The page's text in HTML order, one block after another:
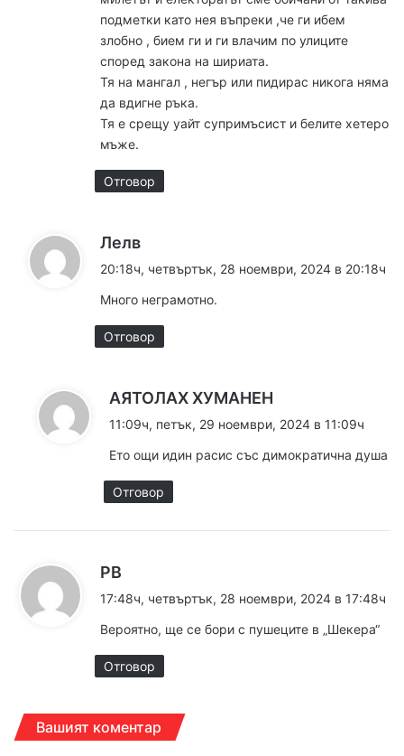
подметки като нея въпреки ,че ги ибем
злобно , бием ги и ги влачим по улиците
според закона на шириата.
Тя на мангал , негър или пидирас никога няма
да вдигне ръка.
Тя е срещу уайт супримъсист и белите хетеро
мъже.
Отговор
Лелв
а
:
20:18ч, четвъртък, 28 ноември, 2024 в 20:18ч
Много неграмотно.
Отговор
АЯТОЛАХ ХУМАНЕН
а
11:09ч, петък, 29 ноември, 2024 в 11:09ч
Ето ощи идин расис със димократична душа
Отговор
PB
а
а
:
17:48ч, четвъртък, 28 ноември, 2024 в 17:48ч
Вероятно, ще се бори с пушеците в „Шекера“
Отговор
Вашият коментар